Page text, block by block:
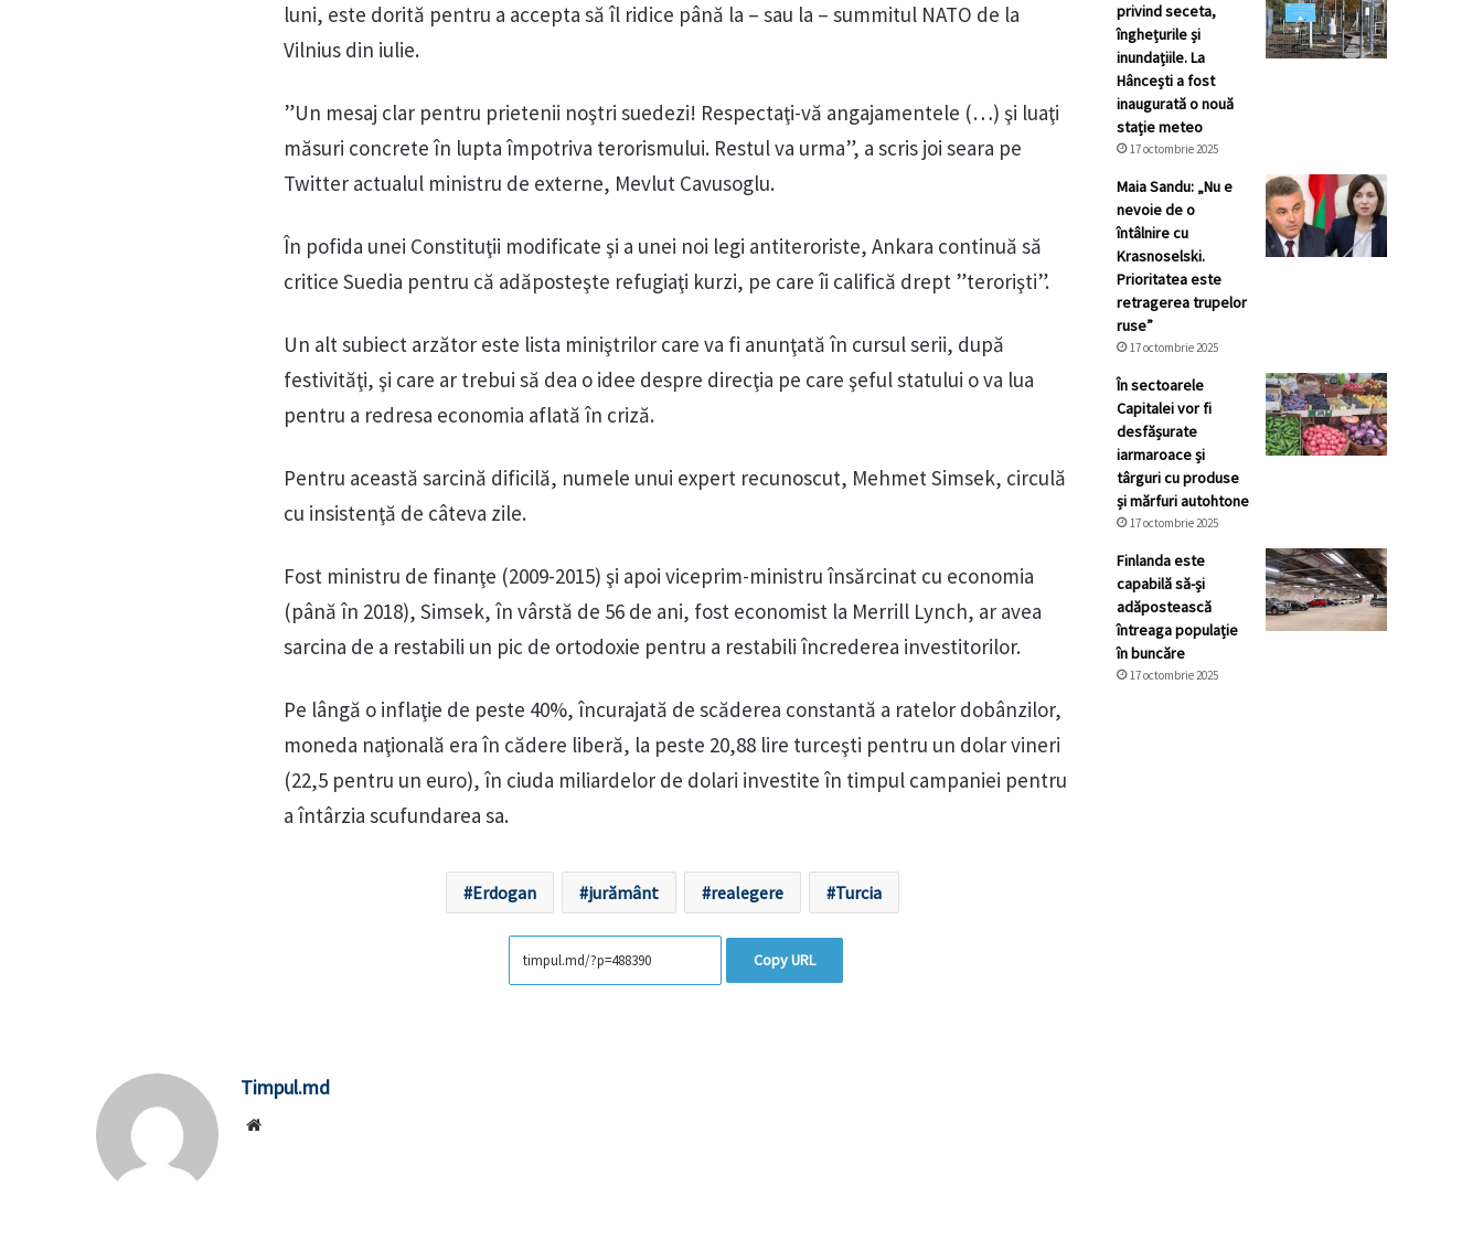
luni, este dorită pentru a accepta să îl ridice până la – sau la – summitul NATO de la
Vilnius din iulie.
”Un mesaj clar pentru prietenii noştri suedezi! Respectaţi-vă angajamentele (…) şi luaţi
măsuri concrete în lupta împotriva terorismului. Restul va urma”, a scris joi seara pe
Twitter actualul ministru de externe, Mevlut Cavusoglu.
În pofida unei Constituţii modificate şi a unei noi legi antiteroriste, Ankara continuă să
critice Suedia pentru că adăposteşte refugiaţi kurzi, pe care îi califică drept ”terorişti”.
Un alt subiect arzător este lista miniştrilor care va fi anunţată în cursul serii, după
festivităţi, şi care ar trebui să dea o idee despre direcţia pe care şeful statului o va lua
pentru a redresa economia aflată în criză.
Pentru această sarcină dificilă, numele unui expert recunoscut, Mehmet Simsek, circulă
cu insistenţă de câteva zile.
Fost ministru de finanţe (2009-2015) şi apoi viceprim-ministru însărcinat cu economia
(până în 2018), Simsek, în vârstă de 56 de ani, fost economist la Merrill Lynch, ar avea
sarcina de a restabili un pic de ortodoxie pentru a restabili încrederea investitorilor.
Pe lângă o inflaţie de peste 40%, încurajată de scăderea constantă a ratelor dobânzilor,
moneda naţională era în cădere liberă, la peste 20,88 lire turceşti pentru un dolar vineri
(22,5 pentru un euro), în ciuda miliardelor de dolari investite în timpul campaniei pentru
a întârzia scufundarea sa.
Erdogan jurământ realegere Turcia
Copy URL
Timpul.md
privind seceta,
înghețurile și
inundațiile. La
Hâncești a fost
inaugurată o nouă
stație meteo
17 octombrie 2025
Maia Sandu: „Nu e
nevoie de o
întâlnire cu
Krasnoselski.
Prioritatea este
retragerea trupelor
ruse”
17 octombrie 2025
În sectoarele
Capitalei vor fi
desfășurate
iarmaroace și
târguri cu produse
și mărfuri autohtone
17 octombrie 2025
Finlanda este
capabilă să-și
adăpostească
întreaga populație
în buncăre
17 octombrie 2025